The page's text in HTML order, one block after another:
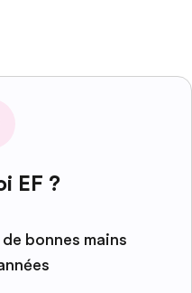
EF ?
bonnes mains